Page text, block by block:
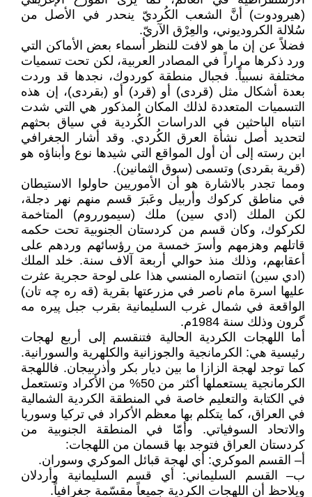
(هيرودوت) أنَّ الشعب الكُرديّ ينحدر في الأصل من
سُلالة الكروديوني، والعِرْق الآريّ.
فضلاً عن إن ما هو لافت للنظر أسماء بعض الأماكن التي
ورد ذكرها مراراً في المصادر العربية، لكن تحت تسميات
مختلفة نسبياً. فجبال منطقة كوردوك، نجدها قد وردت
بعدة أشكال مثل (قردى) أو (قرد) أو (بقردى)، إن هذه
التسميات المتعددة لذلك المكان المذكور هي التي شدت
انتباه الباحثين في الدراسات الكُردية في سياق بحثهم
لتحديد أصل نشأة العرق الكُردي. وقد أشار الجغرافي
ابن رسته إلى أن أول المواقع التي شيدها نوع وأبناؤه هو
(قرية بقردى) وتسمى (سوق الثمانين).
ومما تجدر بالاشارة هو أن الأموريين حاولوا الاستيطان
في مناطق كركوك وأربيل وعَبرَ قسم منهم نهر دجلة،
لكن الملك (ادي سين) ملك (سيمورروم) المتاخمة
لكركوك، وكان قسم من كردستان الجنوبية تحت حكمه
قاتلهم وهزمهم وأسرَ خمسة من رؤسائهم وردهم على
أعقابهم، وذلك منذ حوالي أربعة آلاف سنة. خلد الملك
(ادي سين) انتصاره المنسي هذا على لوحة حجرية عثرت
عليها اسرة مام ناصر في مزرعتها بقرية (قه ره چه تان)
الواقعة في شمال غرب السليمانية بقرب جبل پيره مه
گرون وذلك سنة 1984م.
أما اللهجات الكردية الحالية فتنقسم إلى أربع لهجات
رئيسية هي: الكرمانجية والجوزانية والكلهرية والسورانية.
كما توجد لهجة الزازا ما بين ديار بكر وأذربيجان. فاللهجة
الكرمانجية يستعملها أكثر من 50% من الأكراد وتستعمل
في الكتابة والتعليم خاصة في المنطقة الكردية الشمالية
في العراق، كما يتكلم بها معظم الأكراد في تركيا وسوريا
والاتحاد السوفياتي. وأمّا في المنطقة الجنوبية من
كردستان العراق فتوجد بها قسمان من اللهجات:
أ– القسم الموكري: أي لهجة قبائل الموكري وسوران.
ب– القسم السليماني: أي قسم السليمانية وأردلان
ويلاحظ أن اللهجات الكردية جميعاً مقسّمة جغرافياً.